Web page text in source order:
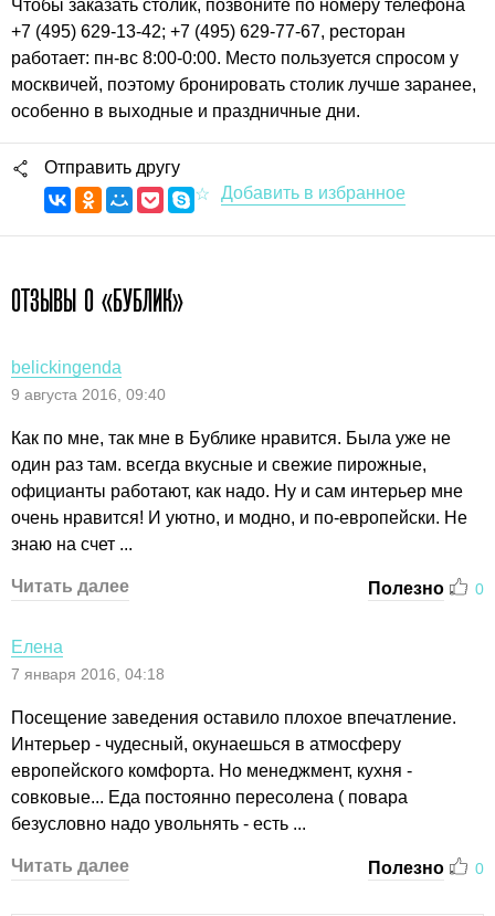
Чтобы заказать столик, позвоните по номеру телефона
+7 (495) 629-13-42; +7 (495) 629-77-67, ресторан
работает: пн-вс 8:00-0:00. Место пользуется спросом у
москвичей, поэтому бронировать столик лучше заранее,
особенно в выходные и праздничные дни.
Отправить другу
ОТЗЫВЫ О «БУБЛИК»
belickingenda
9 августа 2016, 09:40
Как по мне, так мне в Бублике нравится. Была уже не
один раз там. всегда вкусные и свежие пирожные,
официанты работают, как надо. Ну и сам интерьер мне
очень нравится! И уютно, и модно, и по-европейски. Не
знаю на счет ...
Читать далее Полезно 0
Елена
7 января 2016, 04:18
Посещение заведения оставило плохое впечатление.
Интерьер - чудесный, окунаешься в атмосферу
европейского комфорта. Но менеджмент, кухня -
совковые... Еда постоянно пересолена ( повара
безусловно надо увольнять - есть ...
Читать далее Полезно 0